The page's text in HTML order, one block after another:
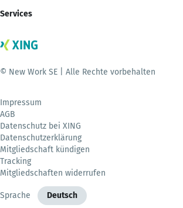
Services
© New Work SE | Alle Rechte vorbehalten
Impressum
AGB
Datenschutz bei XING
Datenschutzerklärung
Mitgliedschaft kündigen
Tracking
Mitgliedschaften widerrufen
Sprache Deutsch